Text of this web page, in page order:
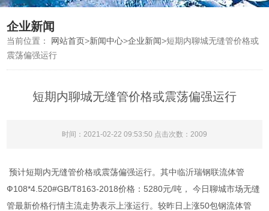
企业新闻
当前位置： 网站首页>新闻中心>企业新闻>短期内聊城无缝管价格或
震荡偏强运行
短期内聊城无缝管价格或震荡偏强运行
时间：2021-02-22 09:53:50 点击次数：2009
预计短期内无缝管价格或震荡偏强运行。其中临沂瑞钢联流体管
Ф108*4.520#GB/T8163-2018价格：5280元/吨， 今日聊城市场无缝
管最新价格行情主流走势表示上涨运行。较昨日上涨50包钢流体管